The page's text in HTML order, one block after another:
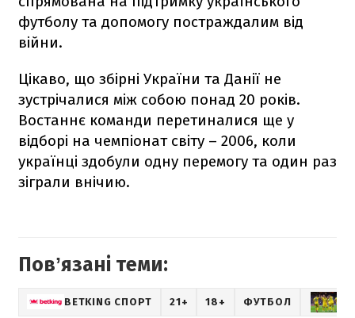
футболу та допомогу постраждалим від
війни.
Цікаво, що збірні України та Данії не
зустрічалися між собою понад 20 років.
Востаннє команди перетиналися ще у
відборі на чемпіонат світу – 2006, коли
українці здобули одну перемогу та один раз
зіграли внічию.
Повʼязані теми:
BETKING СПОРТ 21+ 18+ ФУТБОЛ